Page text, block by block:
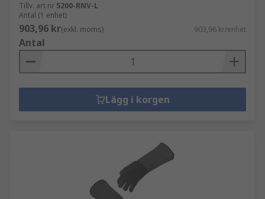
Tillv. art.nr 5200-RNV-L
Antal (1 enhet)
903,96 kr(exkl. moms) 903,96 kr/enhet
Antal
Lägg i korgen